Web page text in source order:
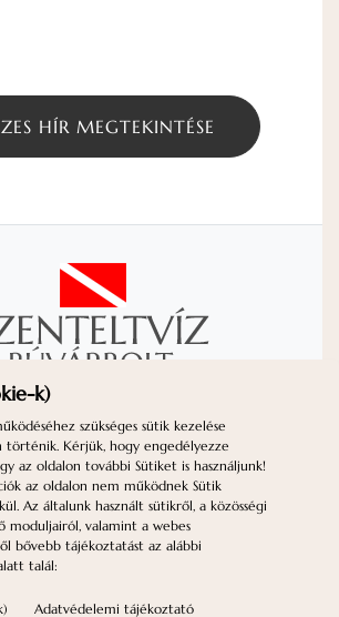
HÍR MEGTEKINTÉSE
IMPRESSZUM
ÁSZF
GYIK
SÜTIK (*COOKIE-K*)
H-P: 10-18 | Sz: 10-12 | V:
Zárva
Király u. 81. |
|info@szenteltviz.hu
k)
szükséges sütik kezelése
történik. Kérjük, hogy engedélyezze
az oldalon további Sütiket is használjunk!
az oldalon nem működnek Sütik
Az általunk használt sütikről, a közösségi
moduljairól, valamint a webes
bővebb tájékoztatást az alábbi
talál:
Adatvédelemi tájékoztató